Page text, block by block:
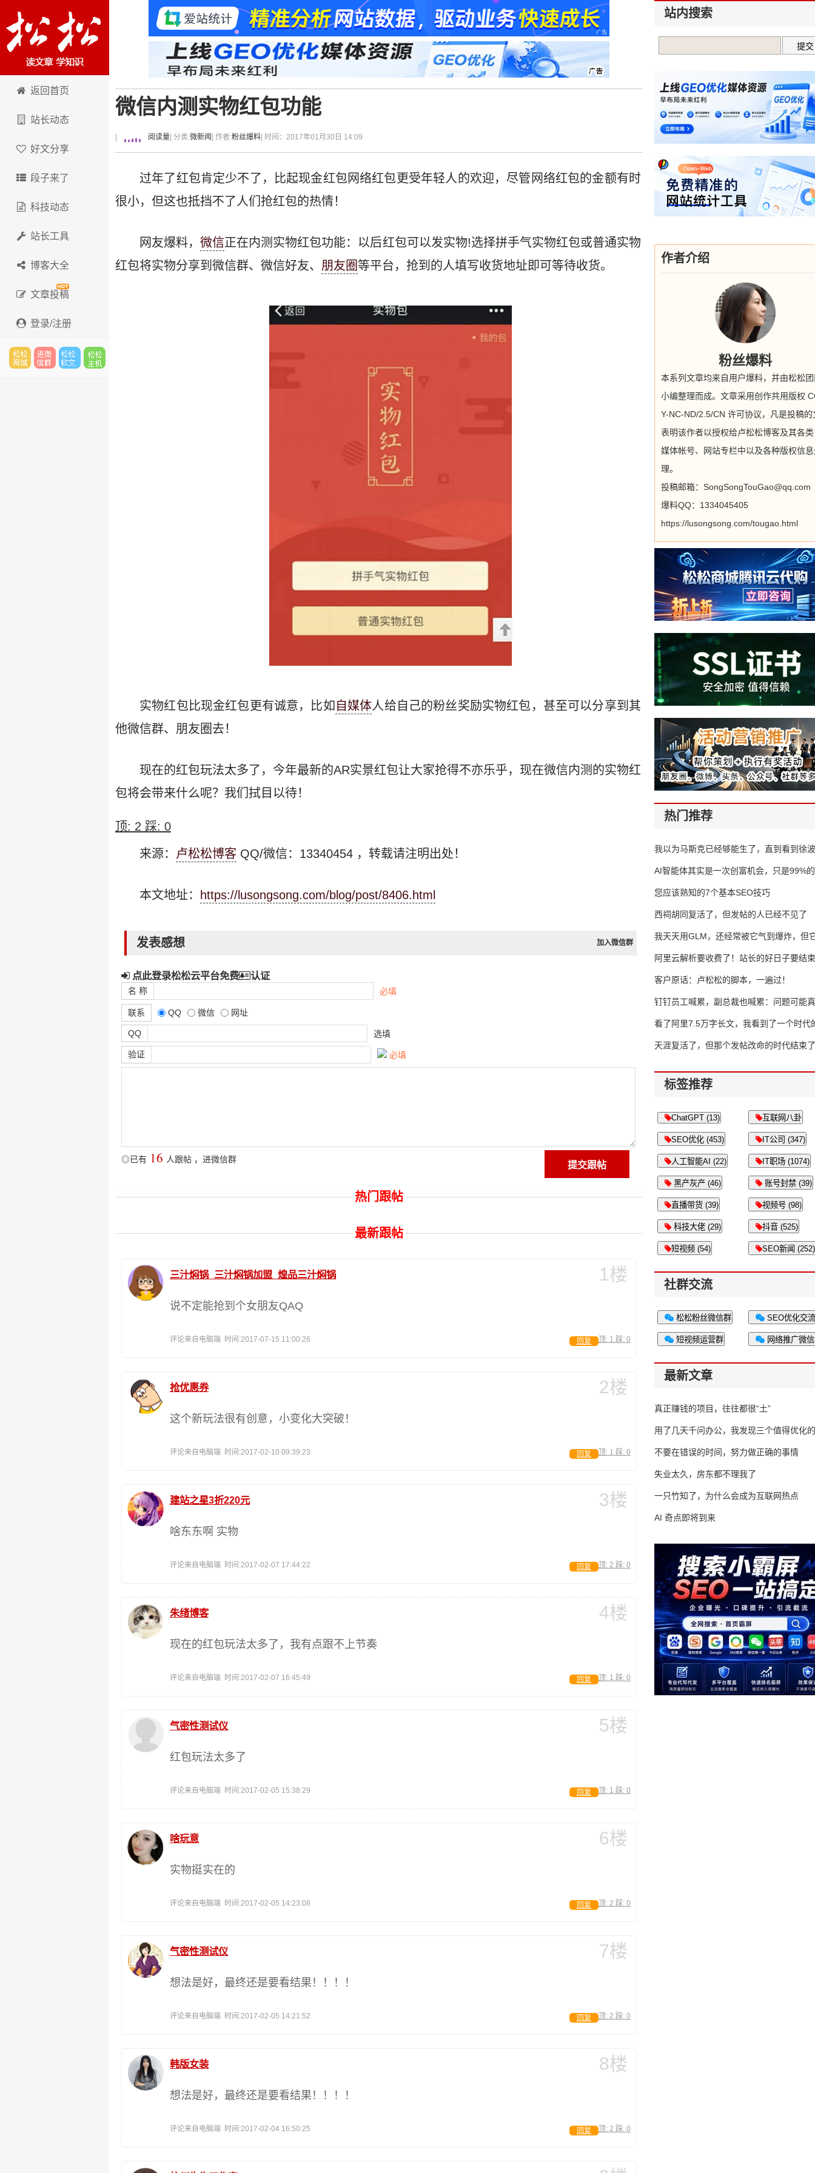
卢松松博客
返回首页
站长动态
好文分享
段子来了
科技动态
站长工具
博客大全
文章投稿
登录/注册
微信内测实物红包功能
阅读量 | 分类:微新闻 | 作者:粉丝爆料 | 时间：2017年01月30日 14:09
过年了红包肯定少不了，比起现金红包网络红包更受年轻人的欢迎，尽管网络红包的金额有时
很小，但这也抵挡不了人们抢红包的热情！
网友爆料，微信正在内测实物红包功能：以后红包可以发实物!选择拼手气实物红包或普通实物
红包将实物分享到微信群、微信好友、 朋友圈等平台，抢到的人填写收货地址即可等待收货。
实物红包比现金红包更有诚意，比如 自媒体人给自己的粉丝奖励实物红包，甚至可以分享到其
他微信群、朋友圈去！
现在的红包玩法太多了，今年最新的AR实景红包让大家抢得不亦乐乎，现在微信内测的实物红
包将会带来什么呢？我们拭目以待！
顶: 2 踩: 0
来源： 卢松松博客 QQ/微信：13340454 ，转载请注明出处！
本文地址： https://lusongsong.com/blog/post/8406.html
发表感想 加入微信群
点此登录松松云平台免费 认证
名 称 必填
联系 QQ 微信 网址
QQ 选填
验证 必填
◎已有 16 人跟帖 ， 进微信群
热门跟帖
最新跟帖
1楼
三汁焖锅_三汁焖锅加盟_煌品三汁焖锅
说不定能抢到个女朋友QAQ
评论来自电脑端 时间:2017-07-15 11:00:26 顶: 1 踩: 0
回复
2楼
抢优惠券
这个新玩法很有创意，小变化大突破！
评论来自电脑端 时间:2017-02-10 09:39:23 顶: 1 踩: 0
回复
3楼
建站之星3折220元
啥东东啊 实物
评论来自电脑端 时间:2017-02-07 17:44:22 顶: 2 踩: 0
回复
4楼
朱绪博客
现在的红包玩法太多了，我有点跟不上节奏
评论来自电脑端 时间:2017-02-07 16:45:49 顶: 1 踩: 0
回复
5楼
气密性测试仪
红包玩法太多了
评论来自电脑端 时间:2017-02-05 15:38:29 顶: 1 踩: 0
回复
6楼
啥玩意
实物挺实在的
评论来自电脑端 时间:2017-02-05 14:23:08 顶: 2 踩: 0
回复
7楼
气密性测试仪
想法是好，最终还是要看结果！！！！
评论来自电脑端 时间:2017-02-05 14:21:52 顶: 2 踩: 0
回复
8楼
韩版女装
想法是好，最终还是要看结果！！！！
评论来自电脑端 时间:2017-02-04 16:50:25 顶: 2 踩: 0
回复
站内搜索
作者介绍
粉丝爆料
本系列文章均来自用户爆料，并由松松
小编整理而成。文章采用创作共用版权
Y-NC-ND/2.5/CN 许可协议，凡是投稿的
表明该作者以授权给卢松松博客及其各
媒体帐号、网站专栏中以及各种版权信
理。
投稿邮箱：SongSongTouGao@qq.com
爆料QQ：1334045405
https://lusongsong.com/tougao.html
热门推荐
我以为马斯克已经够能生了，直到看到
AI智能体其实是一次创富机会，只是99%
错过了
您应该熟知的7个基本SEO技巧
西祠胡同复活了，但发帖的人已经不见了
我天天用GLM，还经常被它气到爆炸，但
16万亿
阿里云解析要收费了！站长的好日子要结
客户原话：卢松松的脚本，一遍过！
钉钉员工喊累，副总裁也喊累：问题可能
了
看了阿里7.5万字长文，我看到了一个时代
天涯复活了，但那个发帖改命的时代结束了
标签推荐
ChatGPT (13) 互联网八卦
SEO优化 (453) IT公司 (347)
人工智能AI (22) IT职场 (1074)
黑产灰产 (46) 账号封禁 (39)
直播带货 (39) 视频号 (98)
科技大佬 (29) 抖音 (525)
短视频 (54) SEO新闻 (252)
社群交流
松松粉丝微信群 SEO优化交
短视频运营群 网络推广微
最新文章
真正赚钱的项目，往往都很“土”
用了几天千问办公，我发现三个值得优化
不要在错误的时间，努力做正确的事情
失业太久，房东都不理我了
一只竹知了，为什么会成为互联网热点
AI 奇点即将到来